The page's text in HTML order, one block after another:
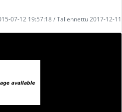
07-12 19:57:18 / Tallennettu 2017-12-11